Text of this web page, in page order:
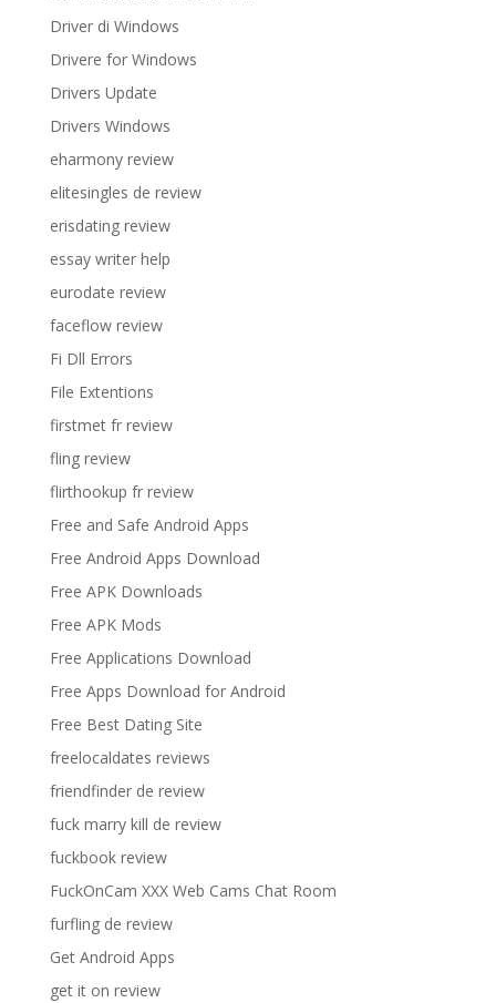
Driver di Windows
Drivere for Windows
Drivers Update
Drivers Windows
eharmony review
elitesingles de review
erisdating review
essay writer help
eurodate review
faceflow review
Fi Dll Errors
File Extentions
firstmet fr review
fling review
flirthookup fr review
Free and Safe Android Apps
Free Android Apps Download
Free APK Downloads
Free APK Mods
Free Applications Download
Free Apps Download for Android
Free Best Dating Site
freelocaldates reviews
friendfinder de review
fuck marry kill de review
fuckbook review
FuckOnCam XXX Web Cams Chat Room
furfling de review
Get Android Apps
get it on review